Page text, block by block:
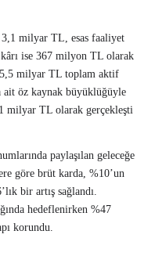
3,1 milyar TL, esas faaliyet
ise 367 milyon TL olarak
milyar TL toplam aktif
öz kaynak büyüklüğüyle
milyar TL olarak gerçekleşti
paylaşılan geleceğe
göre brüt karda, %10’un
bir artış sağlandı.
hedeflenirken %47
korundu.